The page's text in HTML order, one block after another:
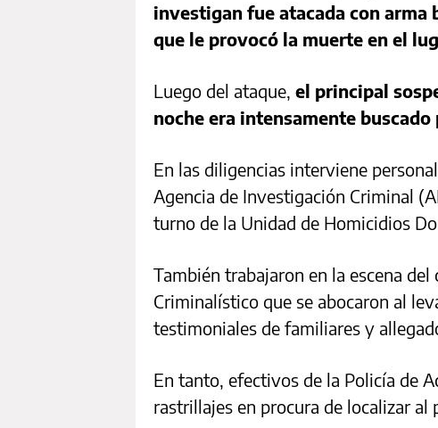
investigan fue atacada con arma
que le provocó la muerte en el
Luego del ataque, el principal
noche era intensamente
En las diligencias interviene
Agencia de Investigación Criminal
turno de la Unidad de Homicidios
También trabajaron en la escena
Criminalístico que se abocaron al
testimoniales de familiares y
En tanto, efectivos de la Policía de
rastrillajes en procura de localizar al